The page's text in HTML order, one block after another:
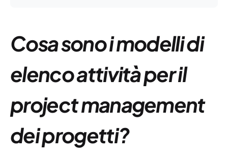
Cosa sono i modelli di
elenco attività per il
project management
dei progetti?